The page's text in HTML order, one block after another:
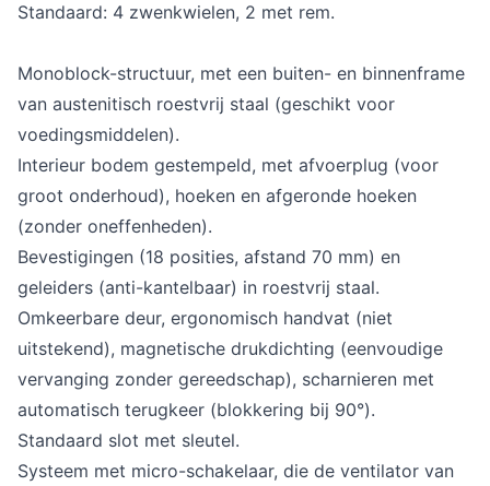
Standaard: 4 zwenkwielen, 2 met rem.
Monoblock-structuur, met een buiten- en binnenframe
van austenitisch roestvrij staal (geschikt voor
voedingsmiddelen).
Interieur bodem gestempeld, met afvoerplug (voor
groot onderhoud), hoeken en afgeronde hoeken
(zonder oneffenheden).
Bevestigingen (18 posities, afstand 70 mm) en
geleiders (anti-kantelbaar) in roestvrij staal.
Omkeerbare deur, ergonomisch handvat (niet
uitstekend), magnetische drukdichting (eenvoudige
vervanging zonder gereedschap), scharnieren met
automatisch terugkeer (blokkering bij 90°).
Standaard slot met sleutel.
Systeem met micro-schakelaar, die de ventilator van